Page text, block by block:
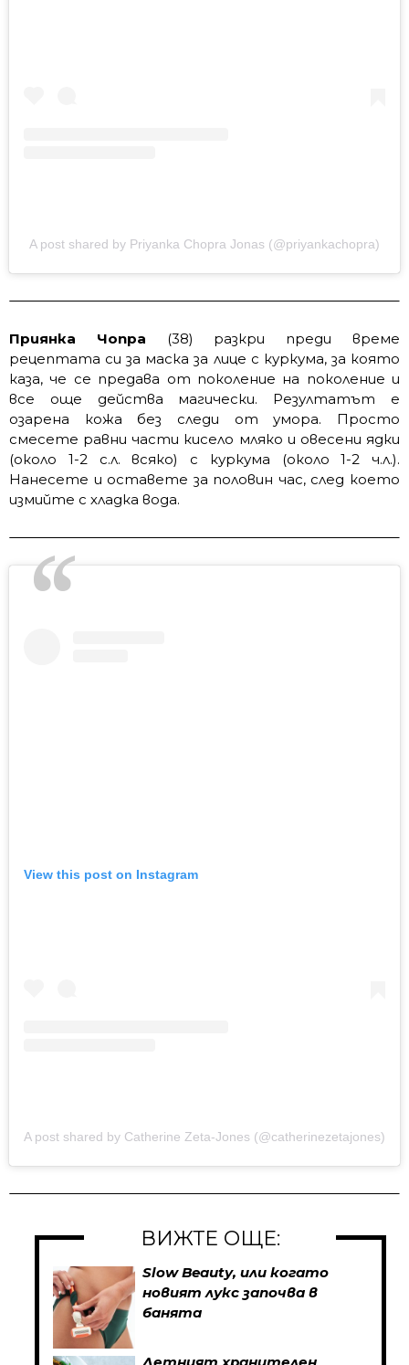
A post shared by Priyanka Chopra Jonas (@priyankachopra)
Приянка Чопра (38) разкри преди време
рецептата си за маска за лице с куркума, за която
каза, че се предава от поколение на поколение и
все още действа магически. Резултатът е
озарена кожа без следи от умора. Просто
смесете равни части кисело мляко и овесени ядки
(около 1-2 с.л. всяко) с куркума (около 1-2 ч.л.).
Нанесете и оставете за половин час, след което
измийте с хладка вода.
View this post on Instagram
A post shared by Catherine Zeta-Jones (@catherinezetajones)
ВИЖТЕ ОЩЕ:
Slow Beauty, или когато
новият лукс започва в
банята